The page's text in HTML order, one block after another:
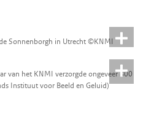
Sonnenborgh in Utrecht ©KNMI
van het KNMI verzorgde ongeveer 800
Instituut voor Beeld en Geluid)